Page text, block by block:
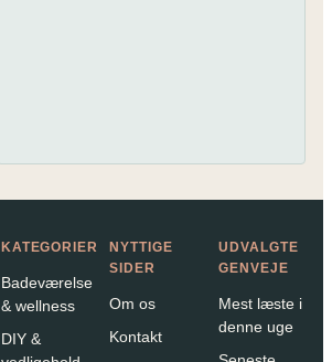
KATEGORIER
Badeværelse
& wellness
DIY &
NYTTIGE
SIDER
Om os
Kontakt
UDVALGTE
GENVEJE
Mest læste i
denne uge